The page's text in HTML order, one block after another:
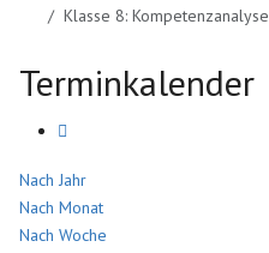
Klasse 8:
Terminkalender
Nach Jahr
Nach Monat
Nach Woche